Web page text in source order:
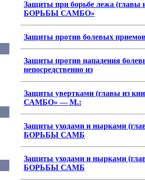
Защиты при борьбе лежа
БОРЬБЫ САМБО»
Защиты против болевых
Защиты против нападения
непосредственно из
Защиты увертками (главы из
САМБО» — М.:
Защиты уходами и нырками
БОРЬБЫ САМБ
Защиты уходами и нырками
БОРЬБЫ САМБ